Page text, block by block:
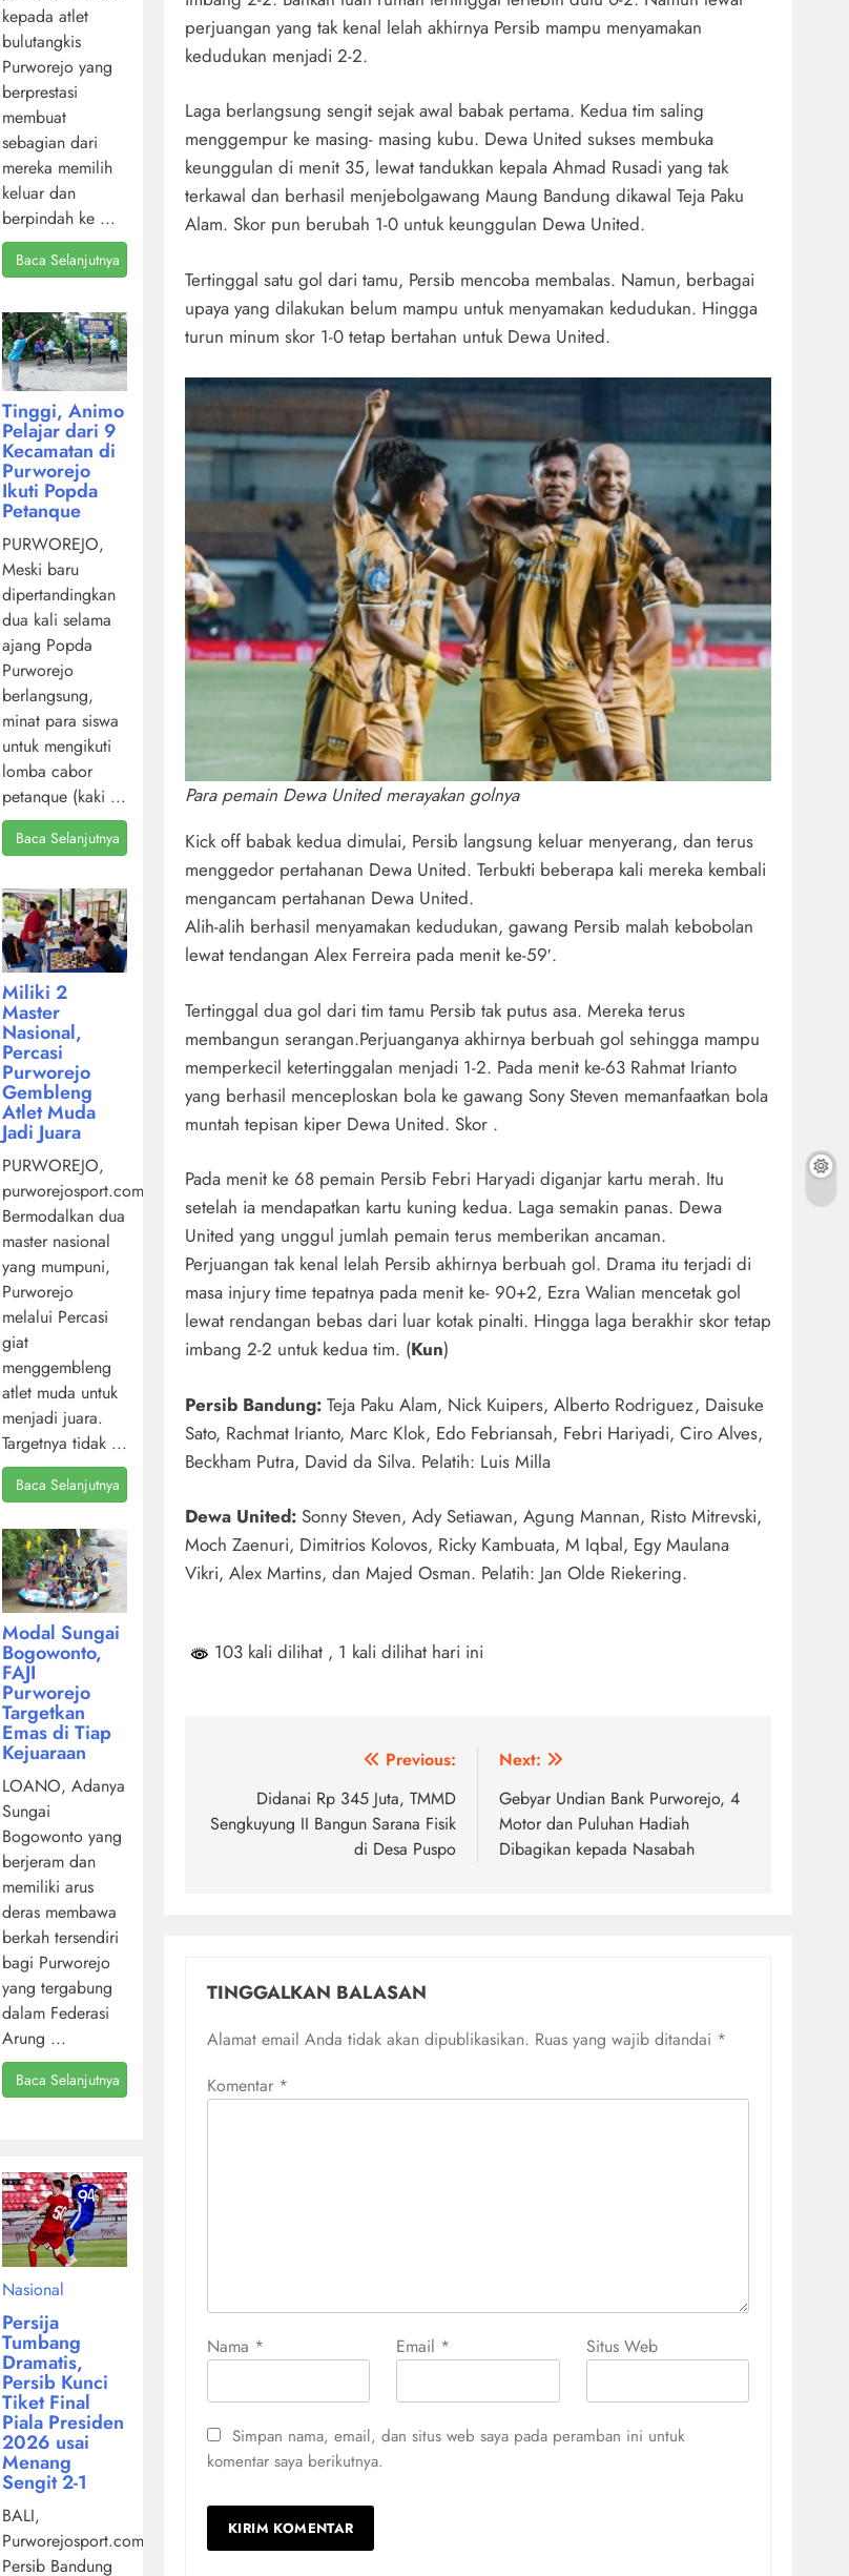
perjuangan yang tak kenal lelah akhirnya Persib mampu menyamakan
kedudukan menjadi 2-2.
Laga berlangsung sengit sejak awal babak pertama. Kedua tim saling
menggempur ke masing- masing kubu. Dewa United sukses membuka
keunggulan di menit 35, lewat tandukkan kepala Ahmad Rusadi yang tak
terkawal dan berhasil menjebolgawang Maung Bandung dikawal Teja Paku
Alam. Skor pun berubah 1-0 untuk keunggulan Dewa United.
Tertinggal satu gol dari tamu, Persib mencoba membalas. Namun, berbagai
upaya yang dilakukan belum mampu untuk menyamakan kedudukan. Hingga
turun minum skor 1-0 tetap bertahan untuk Dewa United.
Para pemain Dewa United merayakan golnya
Kick off babak kedua dimulai, Persib langsung keluar menyerang, dan terus
menggedor pertahanan Dewa United. Terbukti beberapa kali mereka kembali
mengancam pertahanan Dewa United.
Alih-alih berhasil menyamakan kedudukan, gawang Persib malah kebobolan
lewat tendangan Alex Ferreira pada menit ke-59′.
Tertinggal dua gol dari tim tamu Persib tak putus asa. Mereka terus
membangun serangan.Perjuanganya akhirnya berbuah gol sehingga mampu
memperkecil ketertinggalan menjadi 1-2. Pada menit ke-63 Rahmat Irianto
yang berhasil menceploskan bola ke gawang Sony Steven memanfaatkan bola
muntah tepisan kiper Dewa United. Skor .
Pada menit ke 68 pemain Persib Febri Haryadi diganjar kartu merah. Itu
setelah ia mendapatkan kartu kuning kedua. Laga semakin panas. Dewa
United yang unggul jumlah pemain terus memberikan ancaman.
Perjuangan tak kenal lelah Persib akhirnya berbuah gol. Drama itu terjadi di
masa injury time tepatnya pada menit ke- 90+2, Ezra Walian mencetak gol
lewat rendangan bebas dari luar kotak pinalti. Hingga laga berakhir skor tetap
imbang 2-2 untuk kedua tim. (Kun)
Persib Bandung: Teja Paku Alam, Nick Kuipers, Alberto Rodriguez, Daisuke
Sato, Rachmat Irianto, Marc Klok, Edo Febriansah, Febri Hariyadi, Ciro Alves,
Beckham Putra, David da Silva. Pelatih: Luis Milla
Dewa United: Sonny Steven, Ady Setiawan, Agung Mannan, Risto Mitrevski,
Moch Zaenuri, Dimitrios Kolovos, Ricky Kambuata, M Iqbal, Egy Maulana
Vikri, Alex Martins, dan Majed Osman. Pelatih: Jan Olde Riekering.
103 kali dilihat , 1 kali dilihat hari ini
Previous:
Didanai Rp 345 Juta, TMMD
Sengkuyung II Bangun Sarana Fisik
di Desa Puspo
Next:
Gebyar Undian Bank Purworejo, 4
Motor dan Puluhan Hadiah
Dibagikan kepada Nasabah
TINGGALKAN BALASAN
Alamat email Anda tidak akan dipublikasikan. Ruas yang wajib ditandai *
Komentar *
Nama * Email * Situs Web
Simpan nama, email, dan situs web saya pada peramban ini untuk
komentar saya berikutnya.
kepada atlet
bulutangkis
Purworejo yang
berprestasi
membuat
sebagian dari
mereka memilih
keluar dan
berpindah ke ...
Baca Selanjutnya
Tinggi, Animo
Pelajar dari 9
Kecamatan di
Purworejo
Ikuti Popda
Petanque
PURWOREJO,
Meski baru
dipertandingkan
dua kali selama
ajang Popda
Purworejo
berlangsung,
minat para siswa
untuk mengikuti
lomba cabor
petanque (kaki ...
Baca Selanjutnya
Miliki 2
Master
Nasional,
Percasi
Purworejo
Gembleng
Atlet Muda
Jadi Juara
PURWOREJO,
purworejosport.com,
Bermodalkan dua
master nasional
yang mumpuni,
Purworejo
melalui Percasi
giat
menggembleng
atlet muda untuk
menjadi juara.
Targetnya tidak ...
Baca Selanjutnya
Modal Sungai
Bogowonto,
FAJI
Purworejo
Targetkan
Emas di Tiap
Kejuaraan
LOANO, Adanya
Sungai
Bogowonto yang
berjeram dan
memiliki arus
deras membawa
berkah tersendiri
bagi Purworejo
yang tergabung
dalam Federasi
Arung ...
Baca Selanjutnya
Nasional
Persija
Tumbang
Dramatis,
Persib Kunci
Tiket Final
Piala Presiden
2026 usai
Menang
Sengit 2-1
BALI,
Purworejosport.com,
Persib Bandung